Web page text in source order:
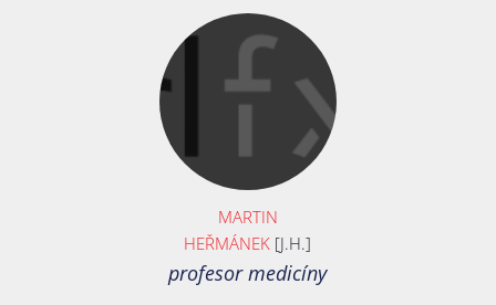
MARTIN
HEŘMÁNEK [J.H.]
profesor medicíny